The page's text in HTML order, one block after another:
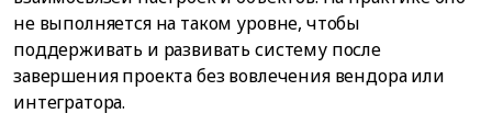
не выполняется на таком уровне, чтобы
поддерживать и развивать систему после
завершения проекта без вовлечения вендора или
интегратора.